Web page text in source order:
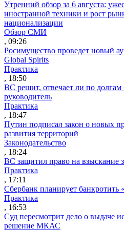
Утренний обзор за 6 августа:
иностранной техники и рост
национализации
Обзор СМИ
, 09:26
Росимущество проведет новый
Global Spirits
Практика
, 18:50
ВС решит, отвечает ли по
руководитель
Практика
, 18:47
Путин подписал закон о новых
развития территорий
Законодательство
, 18:24
ВС защитил право на взыскание
Практика
, 17:11
Сбербанк планирует банкротить
Практика
, 16:53
Суд пересмотрит дело о выдаче
решение МКАС